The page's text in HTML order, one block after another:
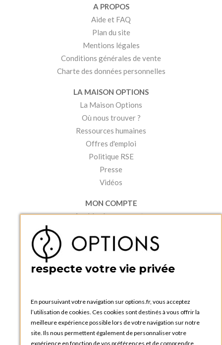
A PROPOS
Aide et FAQ
Plan du site
Mentions légales
Conditions générales de vente
Charte des données personnelles
LA MAISON OPTIONS
La Maison Options
Où nous trouver ?
Ressources humaines
Offres d'emploi
Politique RSE
Presse
Vidéos
MON COMPTE
Accéder à mon compte
Créer un compte
PRATIQUE
Catalogues et bons de commande
Tutoriels
respecte votre vie privée
En poursuivant votre navigation sur options.fr, vous acceptez
l’utilisation de cookies. Ces cookies sont destinés à vous offrir la
meilleure expérience possible lors de votre navigation sur notre
site. Ils nous permettent également de personnaliser votre
expérience en fonction de vos préférences et de comprendre